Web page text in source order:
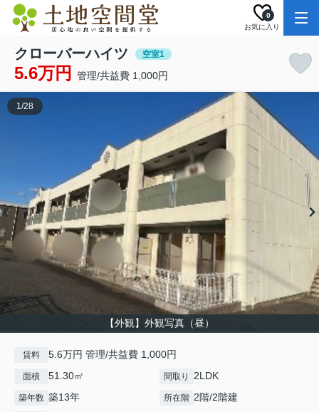
お気に入り
0
クローバーハイツ 空室1
5.6万円 管理/共益費 1,000円
【外観】外観写真（昼）
1/28
賃料 5.6万円 管理/共益費 1,000円
面積 51.30㎡ 間取り 2LDK
築年数 築13年 所在階 2階/2階建